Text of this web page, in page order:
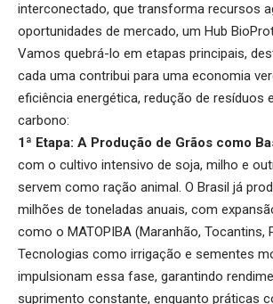
interconectado, que transforma recursos
oportunidades de mercado, um Hub
Vamos quebrá-lo em etapas principais,
cada uma contribui para uma economia
eficiência energética, redução de resíduos
carbono:
1ª Etapa: A Produção de Grãos como
com o cultivo intensivo de soja, milho e
servem como ração animal. O Brasil já
milhões de toneladas anuais, com
como o MATOPIBA (Maranhão, Tocantins,
Tecnologias como irrigação e sementes
impulsionam essa fase, garantindo
suprimento constante, enquanto práticas